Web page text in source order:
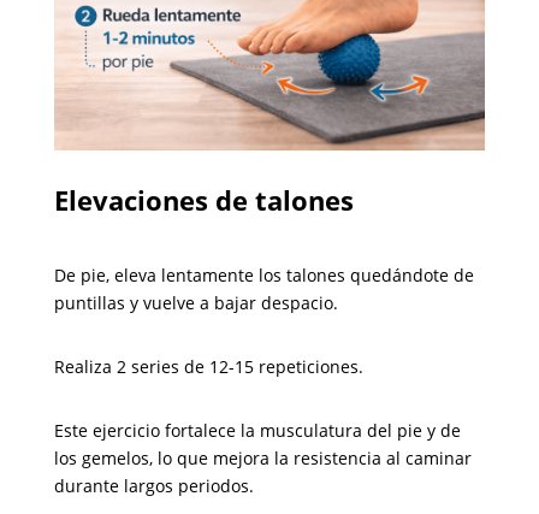
Elevaciones de talones
De pie, eleva lentamente los talones quedándote de
puntillas y vuelve a bajar despacio.
Realiza 2 series de 12-15 repeticiones.
Este ejercicio fortalece la musculatura del pie y de
los gemelos, lo que mejora la resistencia al caminar
durante largos periodos.